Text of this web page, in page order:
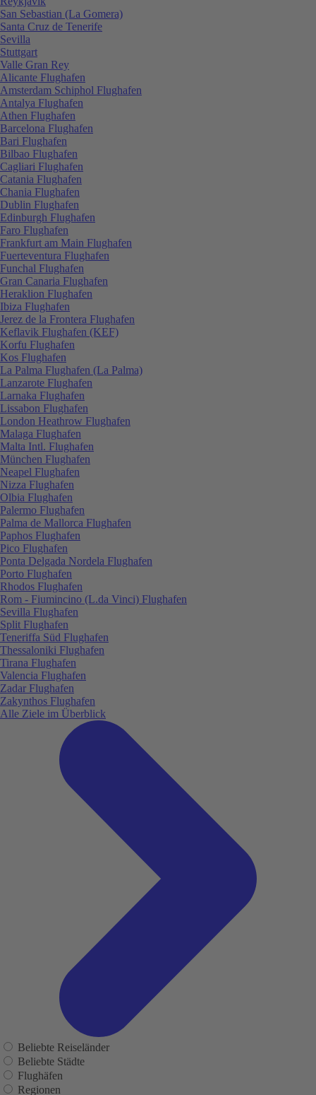
San Sebastian (La Gomera)
Santa Cruz de Tenerife
Sevilla
Stuttgart
Valle Gran Rey
Alicante Flughafen
Amsterdam Schiphol Flughafen
Antalya Flughafen
Athen Flughafen
Barcelona Flughafen
Bari Flughafen
Bilbao Flughafen
Cagliari Flughafen
Catania Flughafen
Chania Flughafen
Dublin Flughafen
Edinburgh Flughafen
Faro Flughafen
Frankfurt am Main Flughafen
Fuerteventura Flughafen
Funchal Flughafen
Gran Canaria Flughafen
Heraklion Flughafen
Ibiza Flughafen
Jerez de la Frontera Flughafen
Keflavik Flughafen (KEF)
Korfu Flughafen
Kos Flughafen
La Palma Flughafen (La Palma)
Lanzarote Flughafen
Larnaka Flughafen
Lissabon Flughafen
London Heathrow Flughafen
Malaga Flughafen
Malta Intl. Flughafen
München Flughafen
Neapel Flughafen
Nizza Flughafen
Olbia Flughafen
Palermo Flughafen
Palma de Mallorca Flughafen
Paphos Flughafen
Pico Flughafen
Ponta Delgada Nordela Flughafen
Porto Flughafen
Rhodos Flughafen
Rom - Fiumincino (L.da Vinci) Flughafen
Sevilla Flughafen
Split Flughafen
Teneriffa Süd Flughafen
Thessaloniki Flughafen
Tirana Flughafen
Valencia Flughafen
Zadar Flughafen
Zakynthos Flughafen
Alle Ziele im Überblick
Beliebte Reiseländer
Beliebte Städte
Flughäfen
Regionen